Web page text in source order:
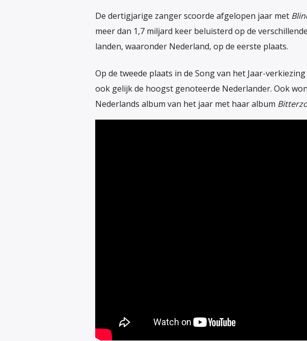
De dertigjarige zanger scoorde afgelopen jaar met
meer dan 1,7 miljard keer beluisterd op de
landen, waaronder Nederland, op de eerste plaats.
Op de tweede plaats in de Song van het Jaar-
ook gelijk de hoogst genoteerde Nederlander. Ook
Nederlands album van het jaar met haar album